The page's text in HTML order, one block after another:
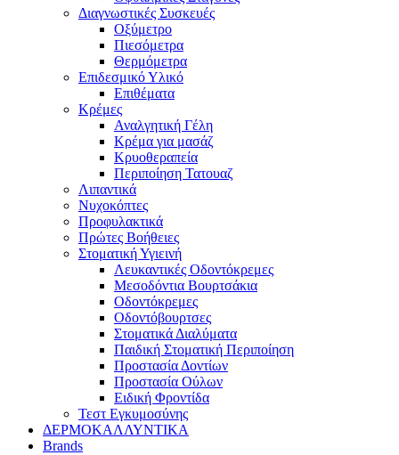
Διαγνωστικές Συσκευές
Οξύμετρο
Πιεσόμετρα
Θερμόμετρα
Επιδεσμικό Υλικό
Επιθέματα
Κρέμες
Αναλγητική Γέλη
Κρέμα για μασάζ
Κρυοθεραπεία
Περιποίηση Τατουαζ
Λιπαντικά
Νυχοκόπτες
Προφυλακτικά
Πρώτες Βοήθειες
Στοματική Υγιεινή
Λευκαντικές Οδοντόκρεμες
Μεσοδόντια Βουρτσάκια
Οδοντόκρεμες
Οδοντόβουρτσες
Στοματικά Διαλύματα
Παιδική Στοματική Περιποίηση
Προστασία Δοντίων
Προστασία Ούλων
Ειδική Φροντίδα
Τεστ Εγκυμοσύνης
ΔΕΡΜΟΚΑΛΛΥΝΤΙΚΑ
Brands